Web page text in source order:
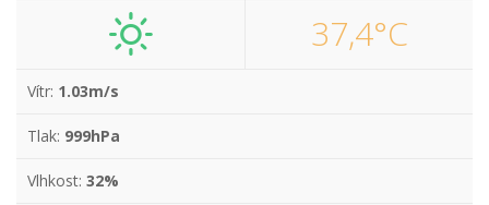
37,4°C
Vítr: 1.03m/s
Tlak: 999hPa
Vlhkost: 32%